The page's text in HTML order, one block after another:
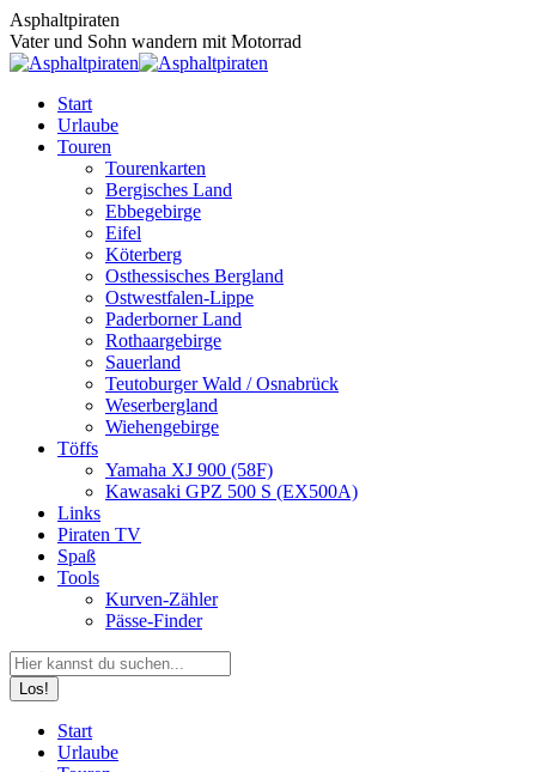
Zum
Inhalt
springen
Asphaltpiraten
Vater und Sohn wandern mit Motorrad
Start
Urlaube
Touren
Tourenkarten
Bergisches Land
Ebbegebirge
Eifel
Köterberg
Osthessisches Bergland
Ostwestfalen-Lippe
Paderborner Land
Rothaargebirge
Sauerland
Teutoburger Wald / Osnabrück
Weserbergland
Wiehengebirge
Töffs
Yamaha XJ 900 (58F)
Kawasaki GPZ 500 S (EX500A)
Links
Piraten TV
Spaß
Tools
Kurven-Zähler
Pässe-Finder
Search:
page
opens
page
opens
page
opens
Start
Urlaube